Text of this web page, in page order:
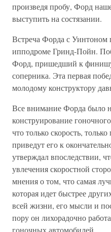
произведя пробу, Форд
выступить на состязании.
Встреча Форда с Уинтоном
ипподроме Гринд-Пойн.
Форд, пришедший к финишу
соперника. Эта первая
молодому конструктору
Все внимание Форда было
конструирование
что только скорость,
приведут его к
утверждал впоследствии,
увлечения скоростной
мнения о том, что самая
которая идет быстрее
всей жизни, его мысли и
пору он лихорадочно
гоночных автомобилей.